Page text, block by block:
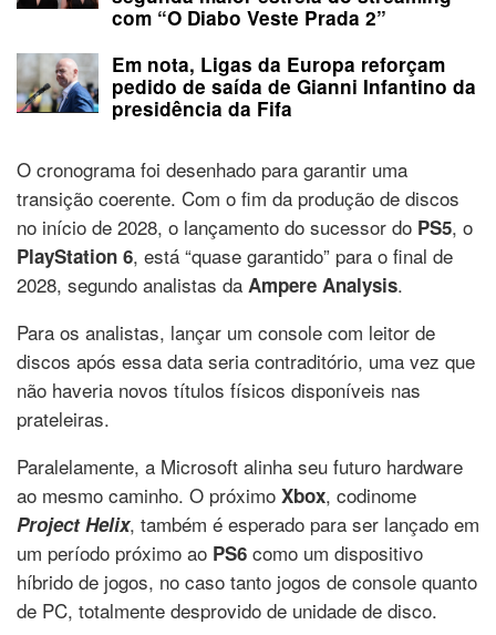
com “O Diabo Veste Prada 2”
Em nota, Ligas da Europa reforçam
pedido de saída de Gianni Infantino da
presidência da Fifa
O cronograma foi desenhado para garantir uma
transição coerente. Com o fim da produção de discos
no início de 2028, o lançamento do sucessor do PS5, o
PlayStation 6, está “quase garantido” para o final de
2028, segundo analistas da Ampere Analysis.
Para os analistas, lançar um console com leitor de
discos após essa data seria contraditório, uma vez que
não haveria novos títulos físicos disponíveis nas
prateleiras.
Paralelamente, a Microsoft alinha seu futuro hardware
ao mesmo caminho. O próximo Xbox, codinome
Project Helix, também é esperado para ser lançado em
um período próximo ao PS6 como um dispositivo
híbrido de jogos, no caso tanto jogos de console quanto
de PC, totalmente desprovido de unidade de disco.